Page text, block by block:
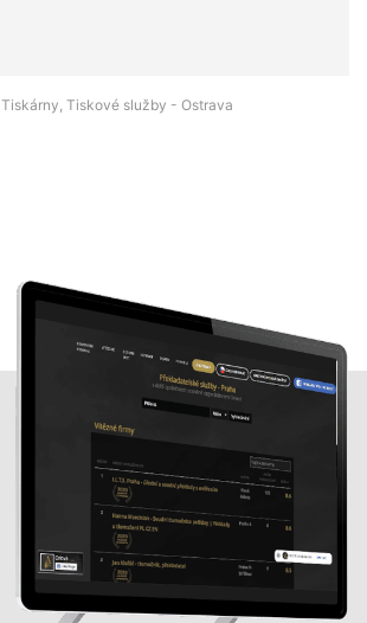
Tiskárny, Tiskové služby - Ostrava